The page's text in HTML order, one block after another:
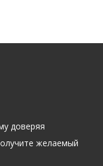
доверяя
желаемый